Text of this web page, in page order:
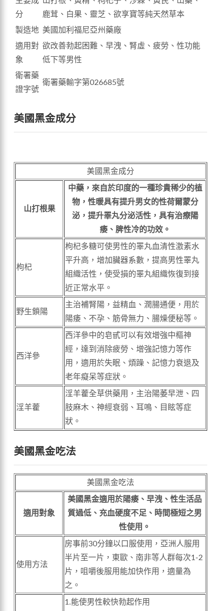
分
鹿茸、白果、靈芝、欲享寶等純天然草本
製造地 美國加利福尼亞州藥廠
適用對
象
欲改善勃起困難、早洩、腎虛、疲勞、性功能
低下等男性
衛署藥
證字號
衛署藥輸字第026685號
美國黑金成分
美國黑金成分
山打根果
中藥，來自於印度的一種珍貴稀少的植
物，性暖具有提升男女的性荷爾蒙分
泌，提升睪丸分泌活性，具有治療陽
痿、脾性冷的功效。
枸杞
枸杞多糖可使男性的睪丸血清性激素水
平升高，增加臟器系數，提高男性睪丸
組織活性，使受損的睪丸組織恢復到接
近正常水平。
野生鎖陽
主治補腎陽，益精血、潤腸通便，用於
陽痿、不孕、筋骨無力、腸燥便秘等。
西洋參
西洋參中的皂甙可以有效增強中樞神
經，達到消除疲勞、增強記憶力等作
用，適用於失眠、煩躁、記憶力衰退及
老年癡呆等症狀。
淫羊藿
淫羊藿全草供藥用，主治陽萎早泄、四
肢麻木、神經衰弱、耳鳴、目眩等症
狀。
美國黑金吃法
美國黑金吃法
適用對象
美國黑金適用於陽痿、早洩、性生活品
質過低、充血硬度不足、時間極短之男
性使用。
使用方法
房事前30分鐘以口服使用，亞洲人服用
半片至一片，東歐、南非等人群每次1-2
片，咀嚼後服用能加快作用，適量為
之。
1.能使男性較快勃起作用